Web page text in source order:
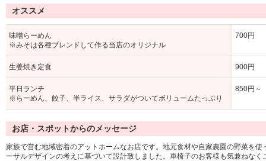
オススメ
味噌らーめん
※みそは各種ブレンドして作る当店のオリジナル
700円
生姜焼き定食 900円
平日ランチ
※らーめん、餃子、半ライス、サラダがついてボリュームたっぷり
850円～
お店・スポットからのメッセージ
家族で営む地域密着のアットホームなお店です。地元食材や自家農園の野菜を
ーサルデザインの考えに基づいて設計致しました。車椅子のお客様も気兼ねなく